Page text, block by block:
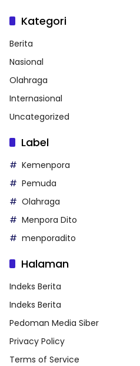
Kategori
Berita
Nasional
Olahraga
Internasional
Uncategorized
Label
Kemenpora
Pemuda
Olahraga
Menpora Dito
menporadito
Halaman
Indeks Berita
Indeks Berita
Pedoman Media Siber
Privacy Policy
Terms of Service